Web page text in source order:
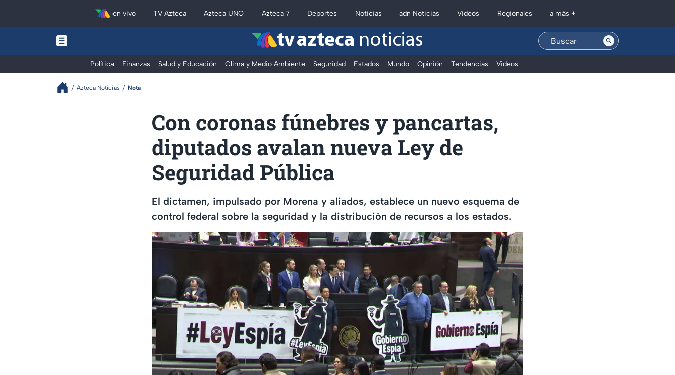
en vivo TV Azteca Azteca UNO Azteca 7 Deportes Noticias adn Noticias Videos Regionales a más +
tv azteca noticias
Política Finanzas Salud y Educación Clima y Medio Ambiente Seguridad Estados Mundo Opinión Tendencias Videos
Azteca Noticias Nota
Con coronas fúnebres y pancartas,
diputados avalan nueva Ley de
Seguridad Pública
El dictamen, impulsado por Morena y aliados, establece un nuevo esquema de
control federal sobre la seguridad y la distribución de recursos a los estados.